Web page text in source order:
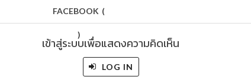
FACEBOOK (
)
เข้าสู่ระบบเพื่อแสดงความคิดเห็น
LOG IN